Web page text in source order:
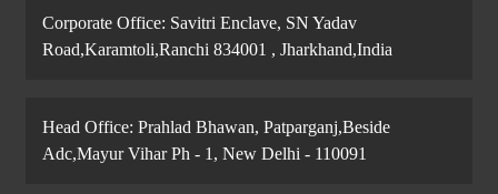
Corporate Office: Savitri Enclave, SN Yadav
Road,Karamtoli,Ranchi 834001 , Jharkhand,India
Head Office: Prahlad Bhawan, Patparganj,Beside
Adc,Mayur Vihar Ph - 1, New Delhi - 110091